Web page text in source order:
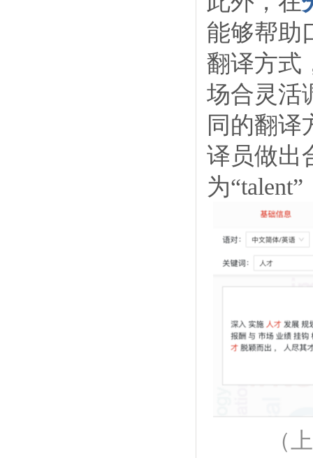
能够帮助
翻译方式
场合灵活
同的翻译
译员做出
为
（